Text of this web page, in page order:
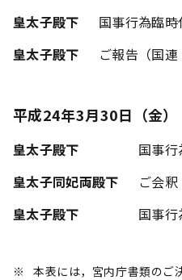
皇太子殿下
国事行為臨時
皇太子殿下
ご報告（国
平成24年3月30日（金）
皇太子殿下
国事
皇太子同妃両殿下
ご会釈
皇太子殿下
国事
本表には，宮内庁書類のご